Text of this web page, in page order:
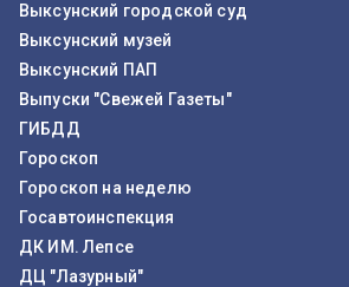
Выксунский городской суд
Выксунский музей
Выксунский ПАП
Выпуски "Свежей Газеты"
ГИБДД
Гороскоп
Гороскоп на неделю
Госавтоинспекция
ДК ИМ. Лепсе
ДЦ "Лазурный"